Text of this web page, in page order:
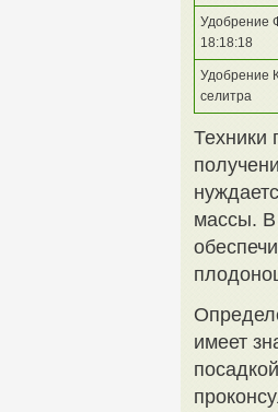
Удобрение
18:18:18
Удобрение
селитра
Техники
массы. В
имеет